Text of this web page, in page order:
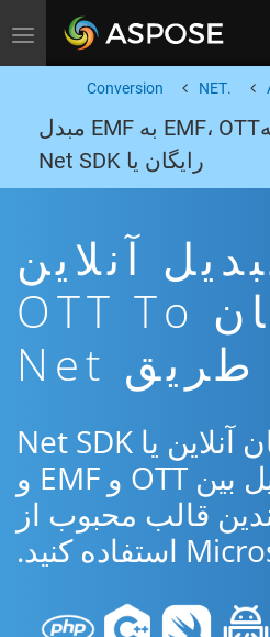
Toggle navigation
.NET
Conversion
تبدیل Word بهEMF، OTT به EMF مبدل
رایگان یا Net SDK
آنلاین
رایگان OTT To
از برنامه رایگان آنلاین یا Net SDK
برای تبدیل بین OTT و EMF و
قالب محبوب از